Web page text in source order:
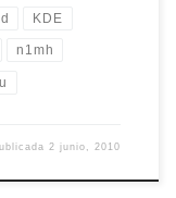
KDE
n1mh
2 junio, 2010